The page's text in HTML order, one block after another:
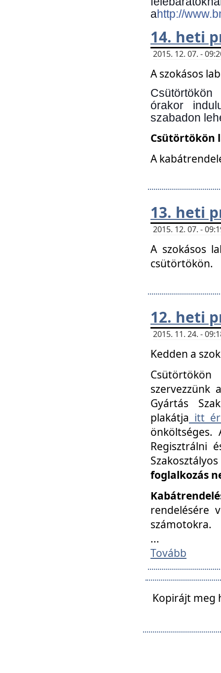
ahttp://
14. heti
2015. 12. 07. -
A szokásos
órakor
szabadon
Csütörtökön
A
13. heti
2015. 12. 07. -
A szokásos
csütörtökön.
12. heti
2015. 11. 24. -
Kedden a
szervezzünk
Gyártás
plakátja itt
Regisztrálni
foglalkozás
rendelésére
számotokra.
...
Tovább
Kopirájt meg